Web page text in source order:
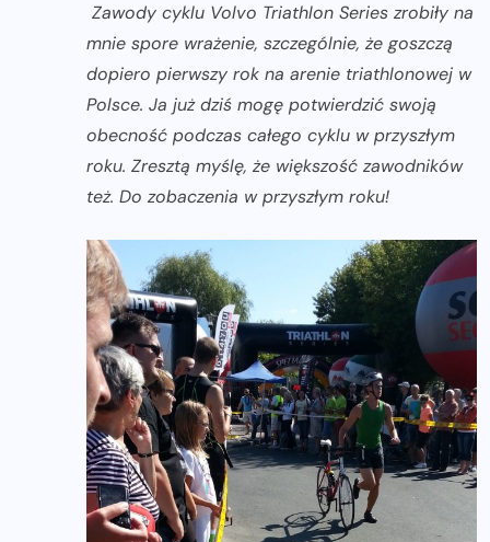
Zawody cyklu Volvo Triathlon Series zrobiły na
mnie spore wrażenie, szczególnie, że goszczą
dopiero pierwszy rok na arenie triathlonowej w
Polsce. Ja już dziś mogę potwierdzić swoją
obecność podczas całego cyklu w przyszłym
roku. Zresztą myślę, że większość zawodników
też. Do zobaczenia w przyszłym roku!